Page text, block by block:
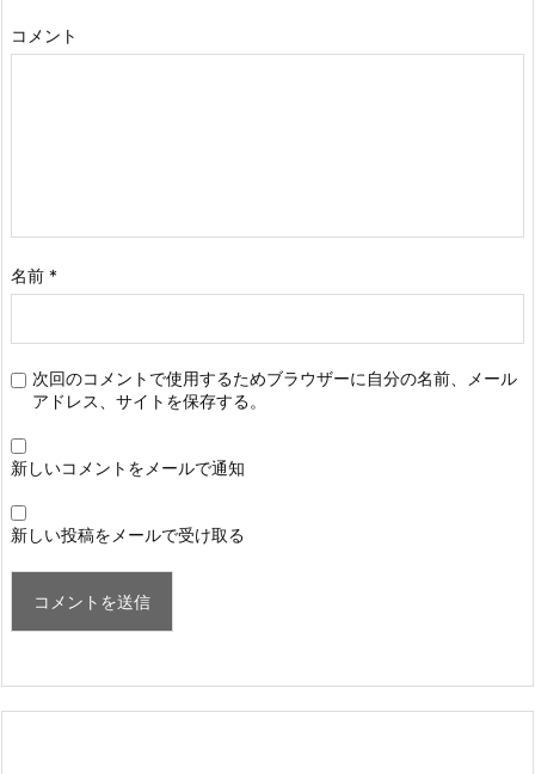
コメント
名前 *
次回のコメントで使用するためブラウザーに自分の名前、メール
アドレス、サイトを保存する。
新しいコメントをメールで通知
新しい投稿をメールで受け取る